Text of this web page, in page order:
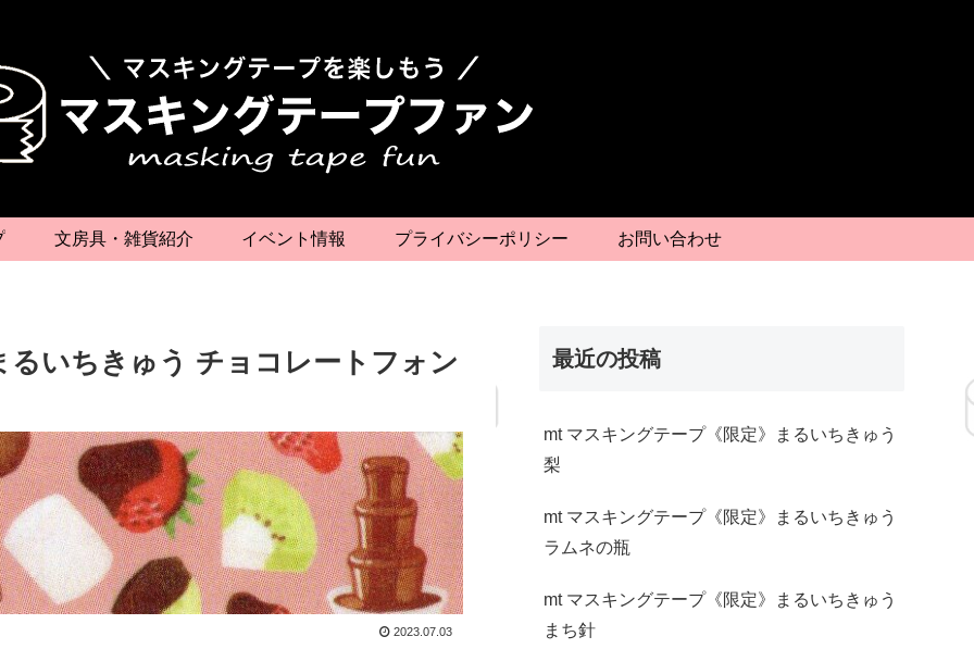
文房具・雑貨紹介 イベント情報 プライバシーポリシー お問い合わせ
いちきゅう チョコレートフォン
2023.07.03
最近の投稿
mt マスキングテープ《限定》まるいちきゅう
梨
mt マスキングテープ《限定》まるいちきゅう
ラムネの瓶
mt マスキングテープ《限定》まるいちきゅう
まち針